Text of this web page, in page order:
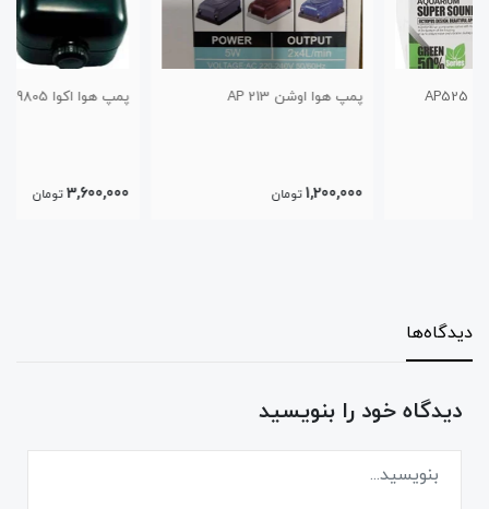
پمپ هوا اوشن AP 213
تومان
دیدگاه‌ها
دیدگاه خود را بنویسید